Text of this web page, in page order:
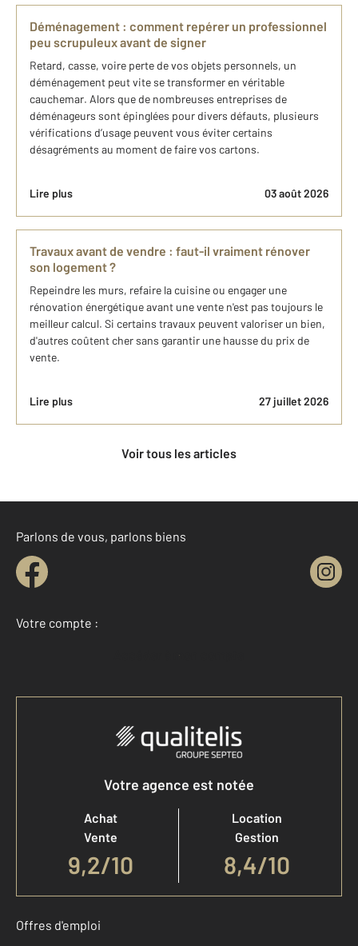
Déménagement : comment repérer un professionnel
peu scrupuleux avant de signer
Retard, casse, voire perte de vos objets personnels, un
déménagement peut vite se transformer en véritable
cauchemar. Alors que de nombreuses entreprises de
déménageurs sont épinglées pour divers défauts, plusieurs
vérifications d’usage peuvent vous éviter certains
désagréments au moment de faire vos cartons.
Lire plus 03 août 2026
Travaux avant de vendre : faut-il vraiment rénover
son logement ?
Repeindre les murs, refaire la cuisine ou engager une
rénovation énergétique avant une vente n'est pas toujours le
meilleur calcul. Si certains travaux peuvent valoriser un bien,
d'autres coûtent cher sans garantir une hausse du prix de
vente.
Lire plus 27 juillet 2026
Voir tous les articles
Parlons de vous, parlons biens
Votre compte :
Accéder à mon compte
Votre agence est notée
Achat
Vente
9,2/10
Location
Gestion
8,4/10
Offres d'emploi